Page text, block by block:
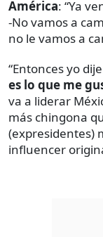
América: “Ya
-No vamos a
no le vamos a
“Entonces yo
es lo que me
va a liderar
más chingona
(expresidentes)
influencer